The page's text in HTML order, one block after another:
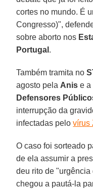
cortes no mundo. É
Congresso)",
sobre aborto nos
Portugal .
Também tramita no
agosto pela Anis e a
Defensores
interrupção da
infectadas pelovírus
O caso foi sorteado
de ela assumir a
deu rito de
chegou a pautá-la